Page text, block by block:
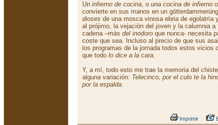
Un infierno de cocina, o una cocina de infierno
convierte en sus manos en un
dioses de una mosca vinosa ebria de egolatría
al prójimo, la vejación del joven y la calumnia
cadena –más del inodoro que nunca- necesita
coste que sea. Incluso al precio de que sus
los programas de la jornada todos estos vicios
que todo lo dice a la cara.
Y, a mí, todo esto me trae la memoria del
alguna variación: Telecinco, por el culo te la
por la espalda.
Imprimir